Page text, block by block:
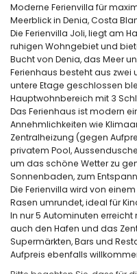
Moderne Ferienvilla für
Meerblick in Denia, Costa
Die Ferienvilla Joli, liegt am
ruhigen Wohngebiet und
Bucht von Denia, das Meer
Ferienhaus besteht aus
untere Etage geschlossen
Hauptwohnbereich mit 3
Das Ferienhaus ist modern
Annehmlichkeiten wie
Zentralheizung (gegen
privatem Pool,
um das schöne Wetter zu
Sonnenbaden, zum
Die Ferienvilla wird von
Rasen umrundet, ideal für
In nur 5 Autominuten
auch den Hafen und das
Supermärkten, Bars und
Aufpreis ebenfalls